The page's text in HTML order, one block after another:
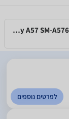
סמסונג גלקסי Samsung Galaxy A57 SM-A576B/DS 256GB 8GB RAM
לפרטים נוספים